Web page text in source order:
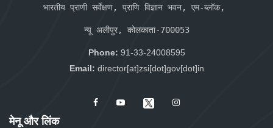
भारतीय प्राणी सर्वेक्षण, प्राणि विज्ञान भवन, एम-ब्लॉक,
न्यू अलीपुर, कोलकाता-700053
Phone: 91-33-24008595
Email: director[at]zsi[dot]gov[dot]in
मेनू और लिंक